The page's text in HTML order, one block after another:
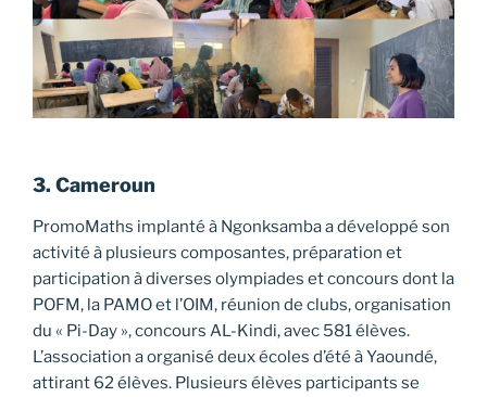
3. Cameroun
PromoMaths implanté à Ngonksamba a développé son
activité à plusieurs composantes, préparation et
participation à diverses olympiades et concours dont la
POFM, la PAMO et l’OIM, réunion de clubs, organisation
du « Pi-Day », concours AL-Kindi, avec 581 élèves.
L’association a organisé deux écoles d’été à Yaoundé,
attirant 62 élèves. Plusieurs élèves participants se